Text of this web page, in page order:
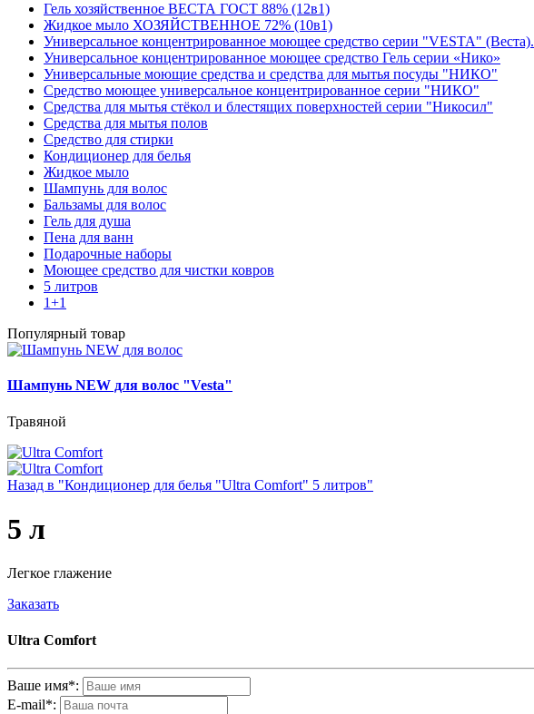
Гель хозяйственное ВЕСТА ГОСТ 88% (12в1)
Жидкое мыло ХОЗЯЙСТВЕННОЕ 72% (10в1)
Универсальное концентрированное моющее средство серии "VESTA" (Веста).
Универсальное концентрированное моющее средство Гель серии «Нико»
Универсальные моющие средства и средства для мытья посуды "НИКО"
Средство моющее универсальное концентрированное серии "НИКО"
Средства для мытья стёкол и блестящих поверхностей серии "Никосил"
Средства для мытья полов
Средство для стирки
Кондиционер для белья
Жидкое мыло
Шампунь для волос
Бальзамы для волос
Гель для душа
Пена для ванн
Подарочные наборы
Моющее средство для чистки ковров
5 литров
1+1
Популярный товар
Шампунь NEW для волос "Vesta"
Травяной
Назад в "Кондиционер для белья "Ultra Comfort" 5 литров"
5 л
Легкое глажение
Заказать
Ultra Comfort
Ваше имя*:
E-mail*: